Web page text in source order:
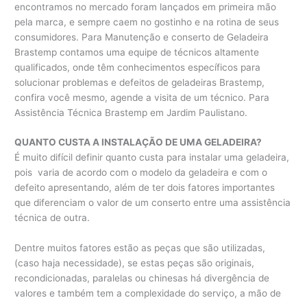
encontramos no mercado foram lançados em primeira mão
pela marca, e sempre caem no gostinho e na rotina de seus
consumidores. Para Manutenção e conserto de Geladeira
Brastemp contamos uma equipe de técnicos altamente
qualificados, onde têm conhecimentos específicos para
solucionar problemas e defeitos de geladeiras Brastemp,
confira você mesmo, agende a visita de um técnico. Para
Assistência Técnica Brastemp em Jardim Paulistano.
QUANTO CUSTA A INSTALAÇÃO DE UMA GELADEIRA?
É muito difícil definir quanto custa para instalar uma geladeira,
pois varia de acordo com o modelo da geladeira e com o
defeito apresentando, além de ter dois fatores importantes
que diferenciam o valor de um conserto entre uma assistência
técnica de outra.
Dentre muitos fatores estão as peças que são utilizadas,
(caso haja necessidade), se estas peças são originais,
recondicionadas, paralelas ou chinesas há divergência de
valores e também tem a complexidade do serviço, a mão de